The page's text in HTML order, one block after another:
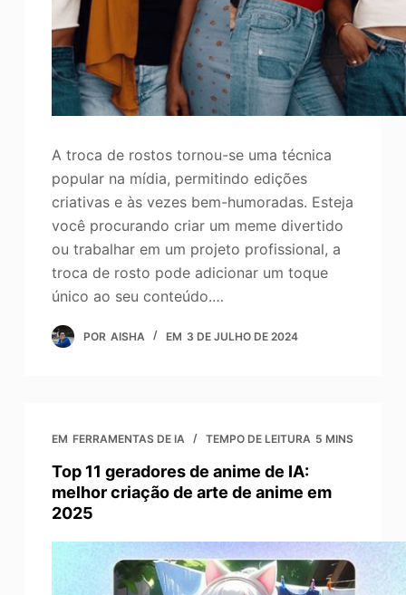
A troca de rostos tornou-se uma técnica
popular na mídia, permitindo edições
criativas e às vezes bem-humoradas. Esteja
você procurando criar um meme divertido
ou trabalhar em um projeto profissional, a
troca de rosto pode adicionar um toque
único ao seu conteúdo.…
POR AISHA EM 3 DE JULHO DE 2024
EM FERRAMENTAS DE IA TEMPO DE LEITURA 5 MINS
Top 11 geradores de anime de IA:
melhor criação de arte de anime em
2025